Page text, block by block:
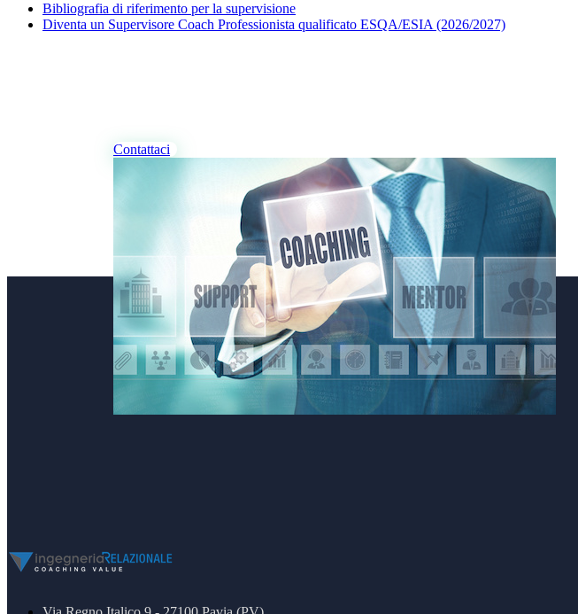
Bibliografia di riferimento per la supervisione
Diventa un Supervisore Coach Professionista qualificato ESQA/ESIA (2026/2027)
Contattaci